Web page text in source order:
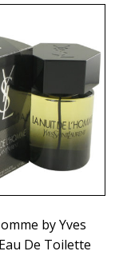
by Yves
De Toilette